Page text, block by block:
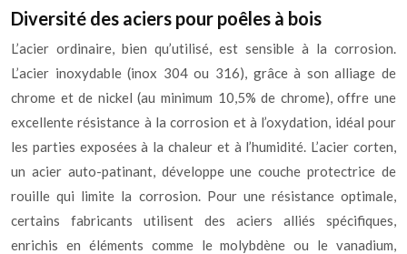
Diversité des aciers pour poêles à bois
L’acier ordinaire, bien qu’utilisé, est sensible à la corrosion.
L’acier inoxydable (inox 304 ou 316), grâce à son alliage de
chrome et de nickel (au minimum 10,5% de chrome), offre une
excellente résistance à la corrosion et à l’oxydation, idéal pour
les parties exposées à la chaleur et à l’humidité. L’acier corten,
un acier auto-patinant, développe une couche protectrice de
rouille qui limite la corrosion. Pour une résistance optimale,
certains fabricants utilisent des aciers alliés spécifiques,
enrichis en éléments comme le molybdène ou le vanadium,